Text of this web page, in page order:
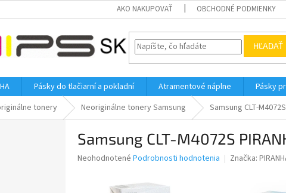
AKO NAKUPOVAŤ OBCHODNÉ PODMIENKY
HĽADAŤ
Pásky do tlačiarní a pokladní Atramentové náplne Pásky
tonery Neoriginálne tonery Samsung Samsung CLT-
Samsung CLT-M4072S
Priemerné
Neohodnotené Podrobnosti hodnotenia Značka: